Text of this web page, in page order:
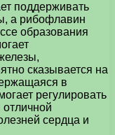
поддерживать
а рибофлавин
образования
сказывается на
в
регулировать
сердца и